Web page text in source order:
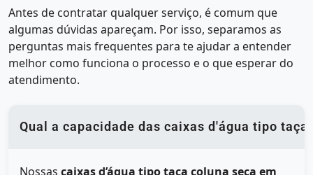
Antes de contratar qualquer serviço, é comum que
algumas dúvidas apareçam. Por isso, separamos as
perguntas mais frequentes para te ajudar a entender
melhor como funciona o processo e o que esperar do
atendimento.
Qual a capacidade das caixas d'água tipo
Nossas caixas d’água tipo taça coluna seca em